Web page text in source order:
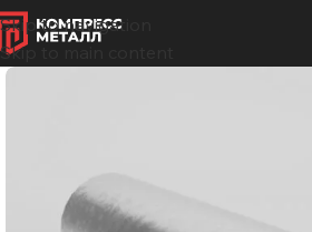
Skip to navigation
Skip to main content